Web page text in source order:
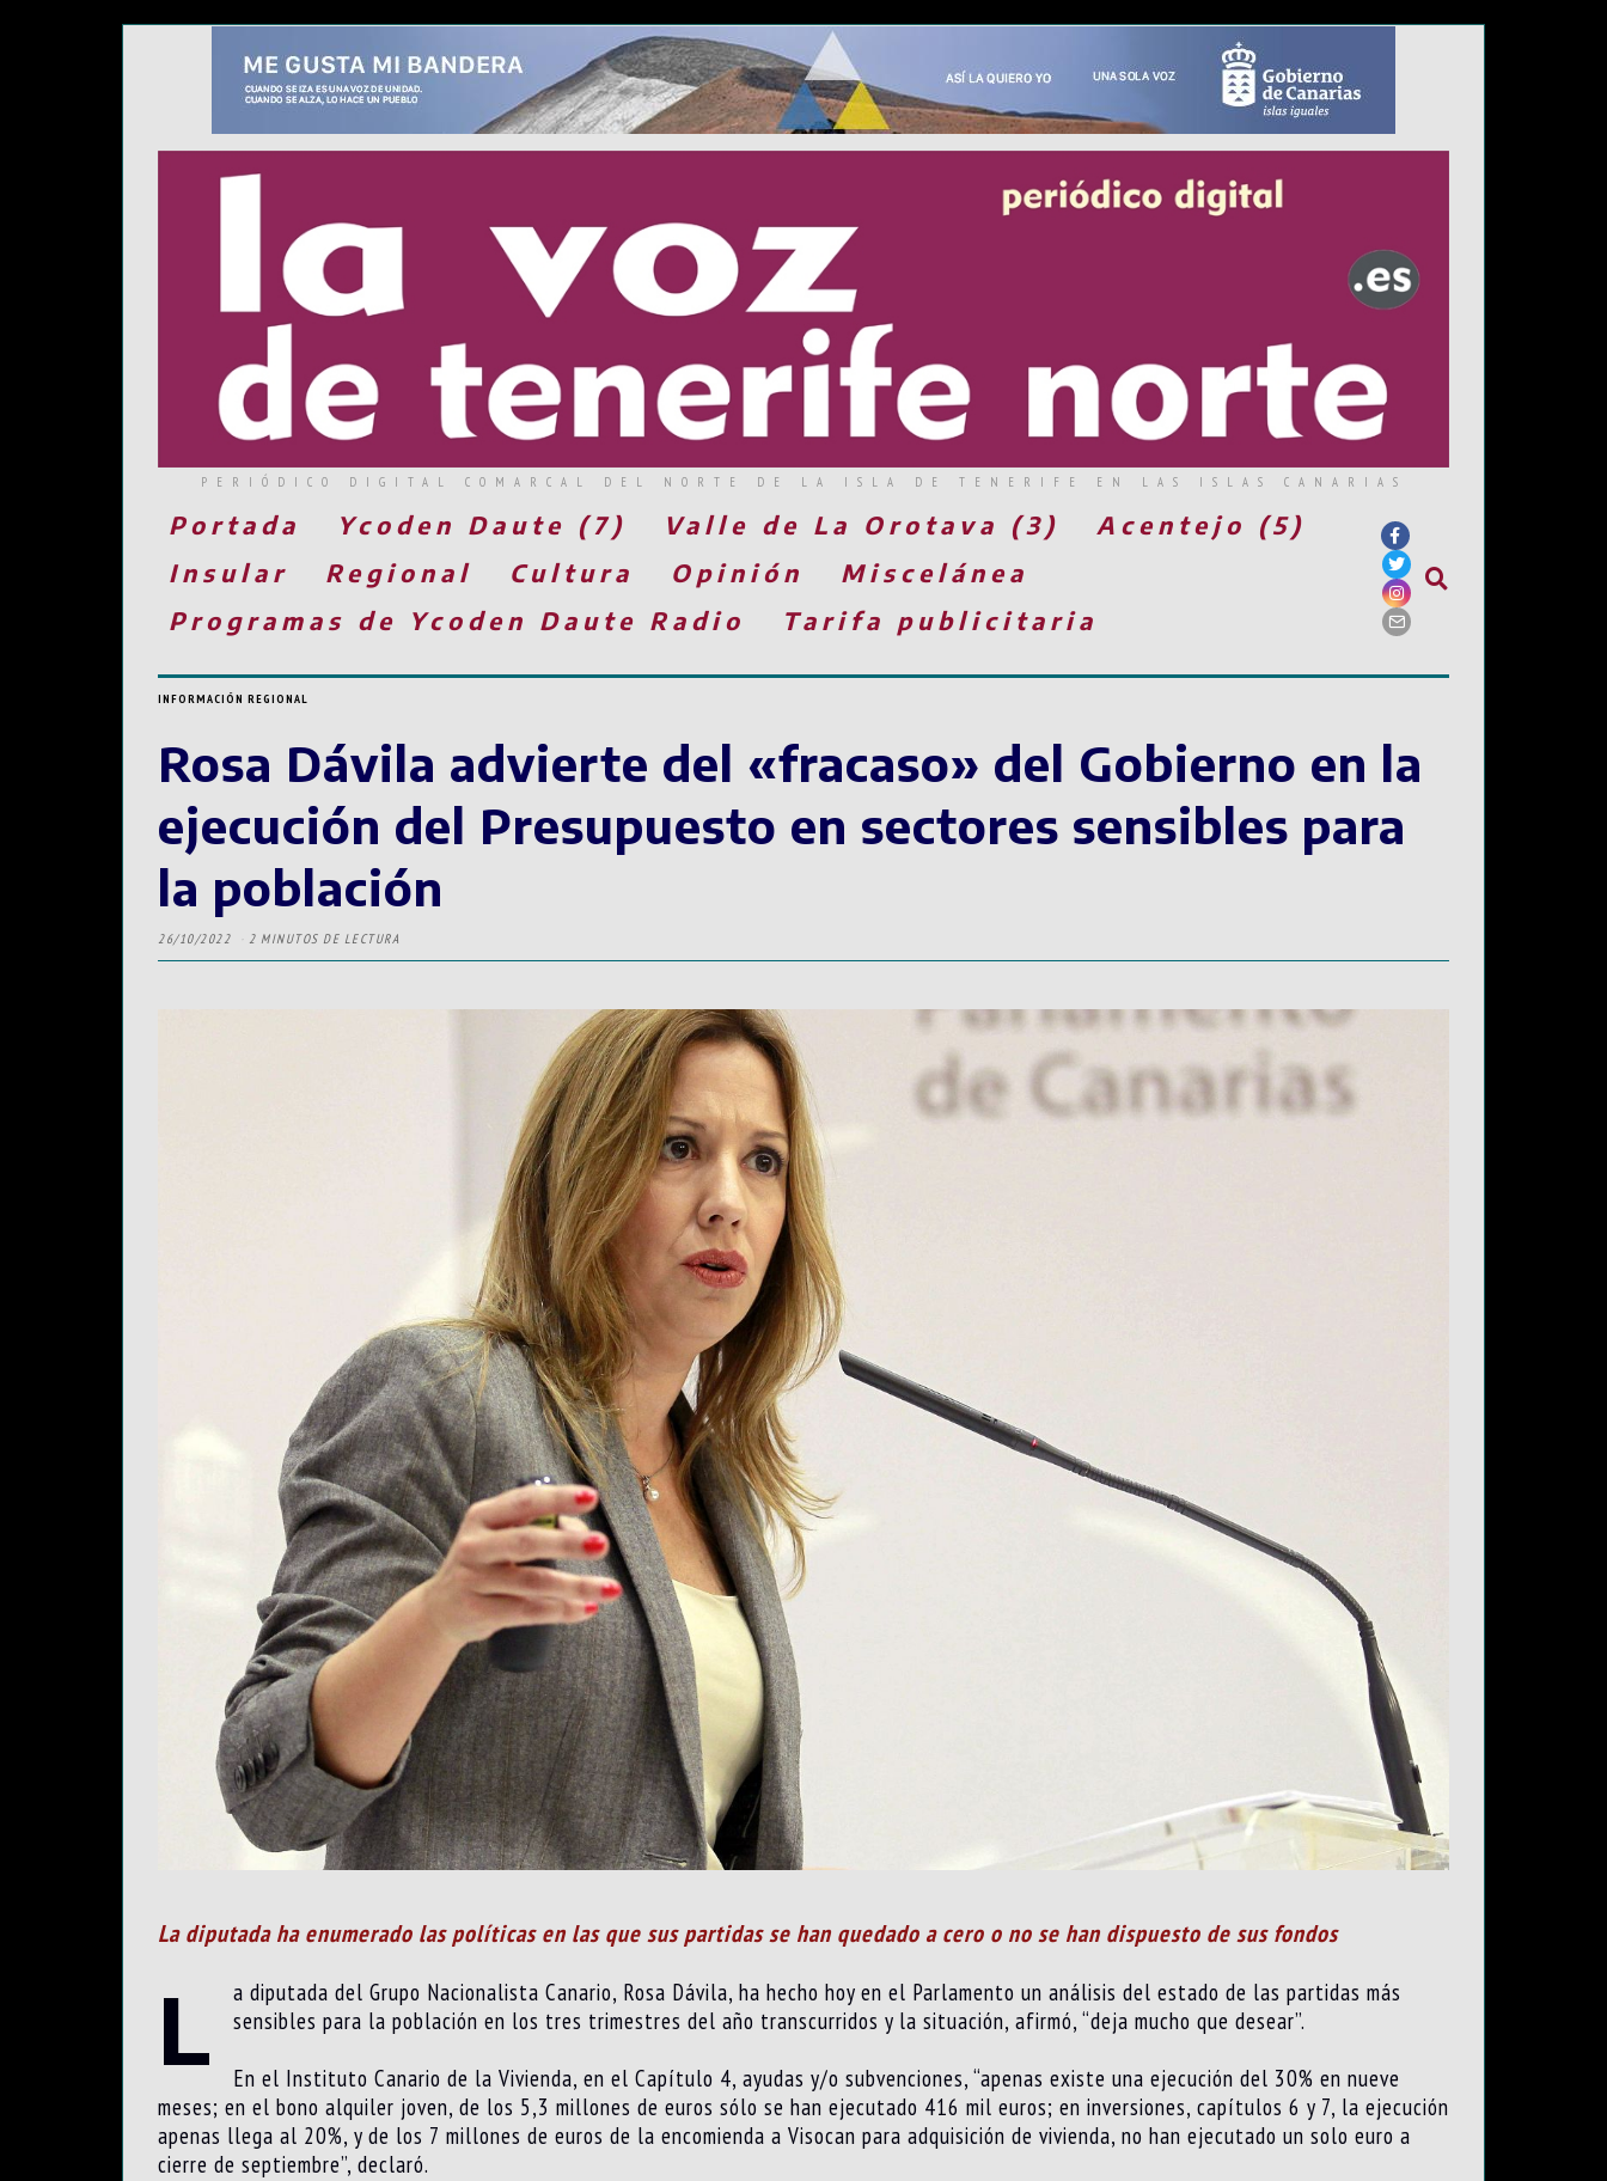
PERIÓDICO DIGITAL COMARCAL DEL NORTE DE LA ISLA DE TENERIFE EN LAS ISLAS CANARIAS
Portada Ycoden Daute (7) Valle de La Orotava (3)
Acentejo (5)
Insular
Regional Cultura Opinión
Miscelánea
Programas de Ycoden Daute Radio
Tarifa publicitaria
INFORMACIÓN REGIONAL
Rosa Dávila advierte del «fracaso» del Gobierno en la
ejecución del Presupuesto en sectores sensibles para
la población
26/10/2022 2 MINUTOS DE LECTURA
La diputada ha enumerado las políticas en las que sus partidas se han quedado a cero o no se han dispuesto de sus fondos
L
a diputada del Grupo Nacionalista Canario, Rosa Dávila, ha hecho hoy en el Parlamento un análisis del estado de las partidas más
sensibles para la población en los tres trimestres del año transcurridos y la situación, afirmó, “deja mucho que desear”.
En el Instituto Canario de la Vivienda, en el Capítulo 4, ayudas y/o subvenciones, “apenas existe una ejecución del 30% en nueve
meses; en el bono alquiler joven, de los 5,3 millones de euros sólo se han ejecutado 416 mil euros; en inversiones, capítulos 6 y 7, la ejecución
apenas llega al 20%, y de los 7 millones de euros de la encomienda a Visocan para adquisición de vivienda, no han ejecutado un solo euro a
cierre de septiembre”, declaró.